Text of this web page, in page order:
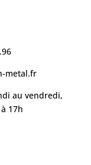
metal.fr
au vendredi,
17h